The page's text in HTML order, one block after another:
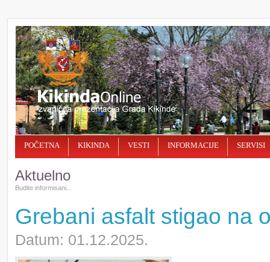
POČETNA KIKINDA VESTI INFORMACIJE SERVISI
Aktuelno
Budite informisani...
Grebani asfalt stigao na
Datum: 01.12.2025.